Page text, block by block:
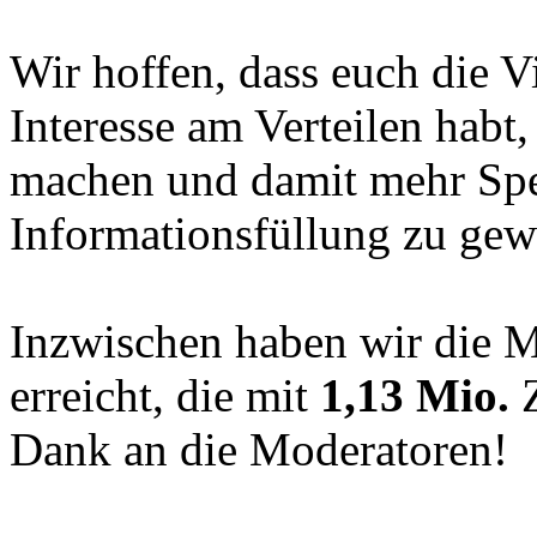
Wir hoffen, dass euch die
Interesse am Verteilen
machen und damit mehr
Informationsfüllung zu
Inzwischen haben wir die
erreicht, die mit 1,13 Mio.
Dank an die Moderatoren!